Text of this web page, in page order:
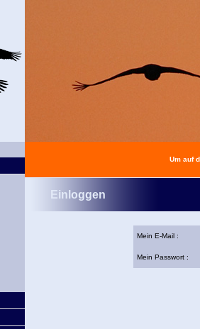
Um auf
Einloggen
Mein E-Mail :
Mein Passwort :